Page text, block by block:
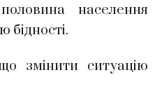
населення
змінити ситуацію